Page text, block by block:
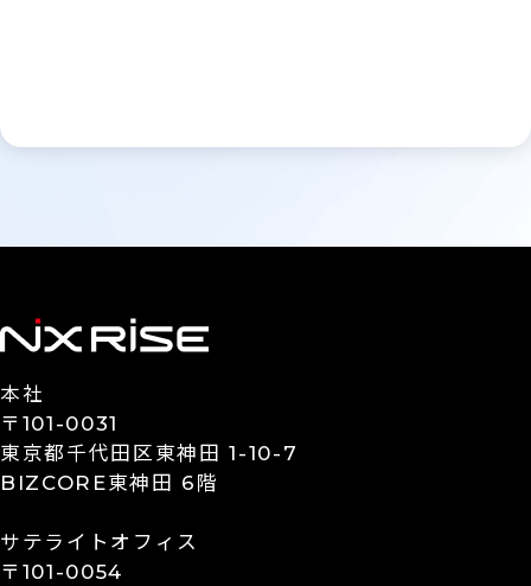
本社
〒101-0031
東京都千代田区東神田 1-10-7
BIZCORE東神田 6階
サテライトオフィス
〒101-0054